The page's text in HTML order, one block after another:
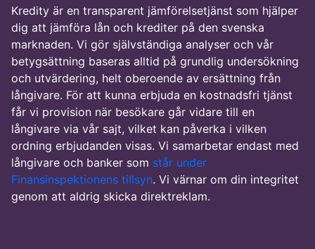
Kredity är en transparent jämförelsetjänst som hjälper
dig att jämföra lån och krediter på den svenska
marknaden. Vi gör självständiga analyser och vår
betygsättning baseras alltid på grundlig undersökning
och utvärdering, helt oberoende av ersättning från
långivare. För att kunna erbjuda en kostnadsfri tjänst
får vi provision när besökare går vidare till en
långivare via vår sajt, vilket kan påverka i vilken
ordning erbjudanden visas. Vi samarbetar endast med
långivare och banker som står under
Finansinspektionens tillsyn. Vi värnar om din integritet
genom att aldrig skicka direktreklam.